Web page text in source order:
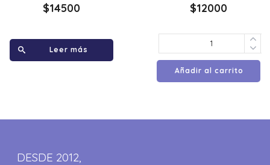
$14500
Leer más
$12000
Añadir al carrito
DESDE 2012,